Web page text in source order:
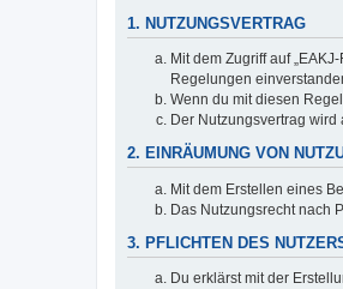
1. NUTZUNGSVERTRAG
Mit dem Zugriff auf
Regelungen
Wenn du mit diesen
Der Nutzungsvertrag
2. EINRÄUMUNG VON
Mit dem Erstellen eines
Das Nutzungsrecht nach
3. PFLICHTEN DES
Du erklärst mit der